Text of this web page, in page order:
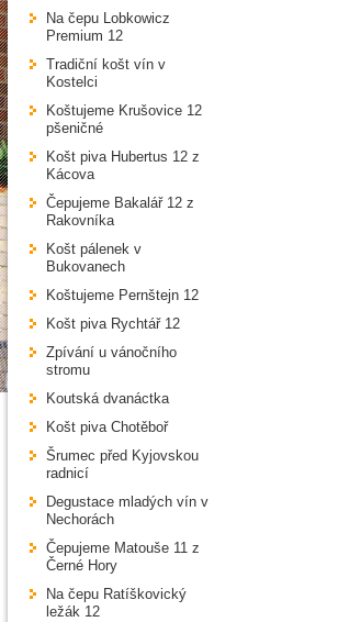
Na čepu Lobkowicz
Premium 12
Tradiční košt vín v
Kostelci
Koštujeme Krušovice 12
pšeničné
Košt piva Hubertus 12 z
Kácova
Čepujeme Bakalář 12 z
Rakovníka
Košt pálenek v
Bukovanech
Koštujeme Pernštejn 12
Košt piva Rychtář 12
Zpívání u vánočního
stromu
Koutská dvanáctka
Košt piva Chotěboř
Šrumec před Kyjovskou
radnicí
Degustace mladých vín v
Nechorách
Čepujeme Matouše 11 z
Černé Hory
Na čepu Ratíškovický
ležák 12